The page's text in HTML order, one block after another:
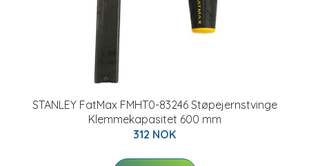
STANLEY FatMax FMHT0-83246 Støpejernstvinge
Klemmekapasitet 600 mm
312 NOK